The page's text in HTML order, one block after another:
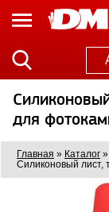
для
Главная » Каталог »
Силиконовый лист,